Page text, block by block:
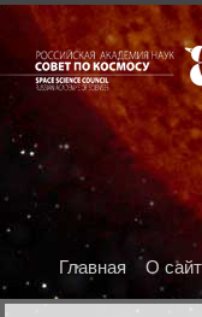
Главная О